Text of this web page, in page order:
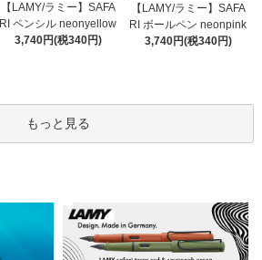
【LAMY/ラミー】SAFA
RI ペンシル neonyellow
3,740円(税340円)
【LAMY/ラミー】SAFA
RI ボールペン neonpink
3,740円(税340円)
もっと見る